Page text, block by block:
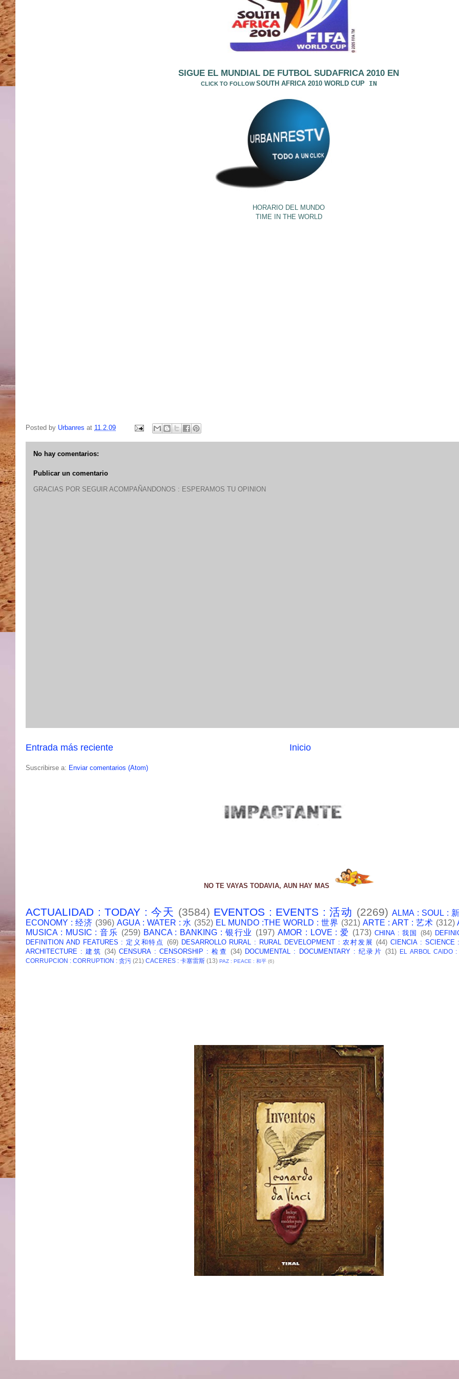
SIGUE EL MUNDIAL DE FUTBOL SUDAFRICA 2010 EN
CLICK TO FOLLOW SOUTH AFRICA 2010 WORLD CUPIN
HORARIO DEL MUNDO
TIME IN THE WORLD
Posted by Urbanres at 11.2.09
No hay comentarios:
Publicar un comentario
GRACIAS POR SEGUIR ACOMPAÑANDONOS : ESPERAMOS TU OPINION
Entrada más reciente Inicio
Suscribirse a: Enviar comentarios (Atom)
NO TE VAYAS TODAVIA, AUN HAY MAS
ACTUALIDAD : TODAY : 今天 (3584) EVENTOS : EVENTS : 活动 (2269) ALMA : SOUL :
ECONOMY : 经济 (396) AGUA : WATER : 水 (352) EL MUNDO :THE WORLD : 世界 (321) ARTE : ART : 艺术 (312)
MUSICA : MUSIC : 音乐 (259) BANCA : BANKING : 银行业 (197) AMOR : LOVE : 爱 (173) CHINA : 我国 (84)
DEFINITION AND FEATURES : 定义和特点 (69) DESARROLLO RURAL : RURAL DEVELOPMENT : 农村发展 (44) CIENCIA : SCIENCE
ARCHITECTURE : 建筑 (34) CENSURA : CENSORSHIP : 检查 (34) DOCUMENTAL : DOCUMENTARY : 纪录片 (31) EL ARBOL CAIDO
CORRUPCION : CORRUPTION : 贪污 (21) CACERES : 卡塞雷斯 (13) PAZ : PEACE : 和平 (6)